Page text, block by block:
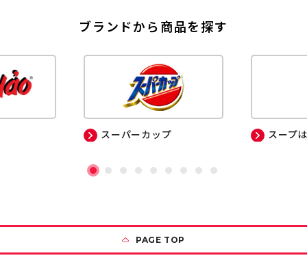
ブランドから商品を探す
スーパーカップ スープ
PAGE TOP